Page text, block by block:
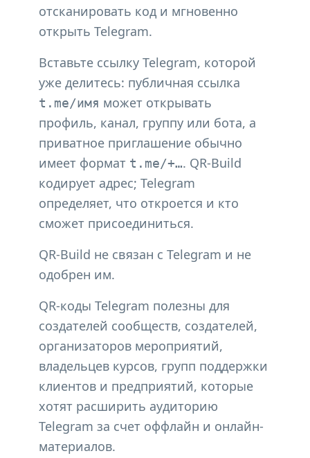
отсканировать код и мгновенно
открыть Telegram.
Вставьте ссылку Telegram, которой
уже делитесь: публичная ссылка
t.me/имя может открывать
профиль, канал, группу или бота, а
приватное приглашение обычно
имеет формат t.me/+…. QR-Build
кодирует адрес; Telegram
определяет, что откроется и кто
сможет присоединиться.
QR-Build не связан с Telegram и не
одобрен им.
QR-коды Telegram полезны для
создателей сообществ, создателей,
организаторов мероприятий,
владельцев курсов, групп поддержки
клиентов и предприятий, которые
хотят расширить аудиторию
Telegram за счет оффлайн и онлайн-
материалов.